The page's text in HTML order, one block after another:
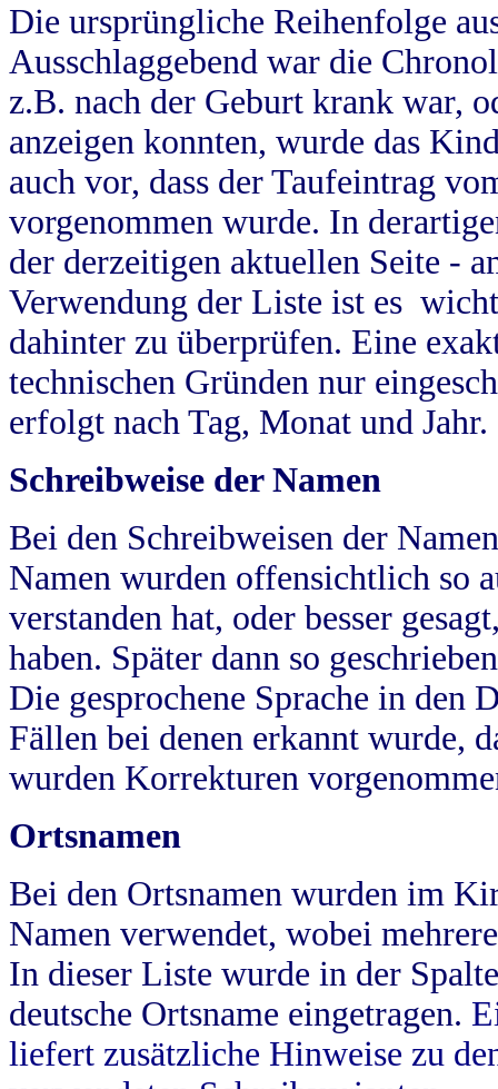
Die ursprüngliche Reihenfolge
Ausschlaggebend war die
z.B. nach der Geburt krank war,
anzeigen konnten, wurde das
auch vor, dass der Taufeintrag
vorgenommen wurde. In
der derzeitigen aktuellen Seite -
Verwendung der Liste ist es
dahinter zu überprüfen. Eine
technischen Gründen nur
erfolgt nach Tag, Monat und Jahr.
Schreibweise der Namen
Bei den Schreibweisen der
Namen wurden offensichtlich so
verstanden hat, oder besser
haben. Später dann so
Die gesprochene Sprache in
Fällen bei denen erkannt wurde,
wurden Korrekturen
Ortsnamen
Bei den Ortsnamen wurden im
Namen verwendet, wobei
In dieser Liste wurde in der
deutsche Ortsname eingetragen.
liefert zusätzliche Hinweise zu